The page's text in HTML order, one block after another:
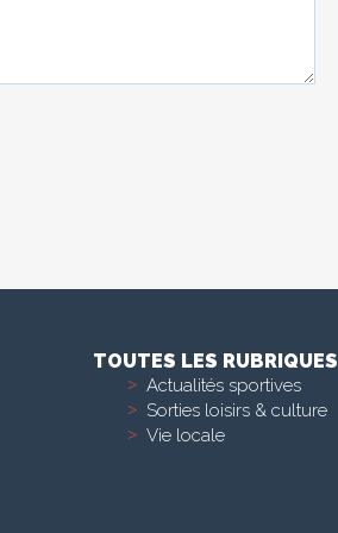
TOUTES LES RUBRIQUES
Actualités sportives
Sorties loisirs & culture
Vie locale